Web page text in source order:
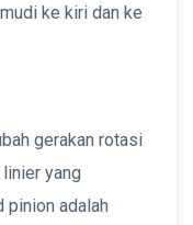
ke kiri dan ke
gerakan rotasi
yang
pinion adalah